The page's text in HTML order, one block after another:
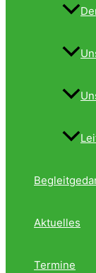
Aktuelles
Termine